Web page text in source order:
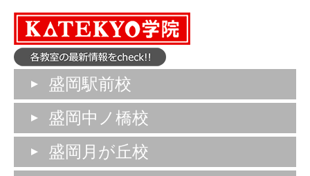
盛岡駅前校
盛岡中ノ橋校
盛岡月が丘校